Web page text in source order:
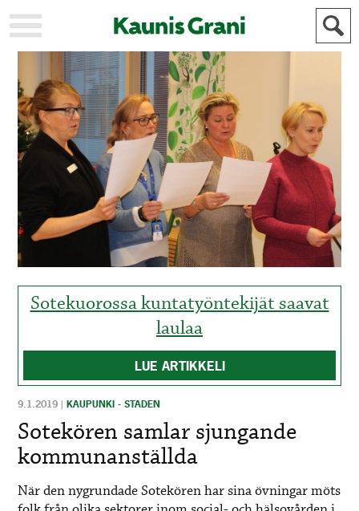
KAUPUNKI
STADEN
AJANKOHTAISTA
AKTUELLT
URHEILU
IDROTT
KULTTUURI
KULTUR
HISTORIA
HISTORIA
ALLMÄN
MAINOSTAJILLE
FÖR
ANNONSÖRER
Sotekuorossa kuntatyöntekijät saavat
laulaa
LUE ARTIKKELI
9.1.2019 |KAUPUNKI - STADEN
Sotekören samlar sjungande
kommunanställda
När den nygrundade Sotekören har sina övningar möts